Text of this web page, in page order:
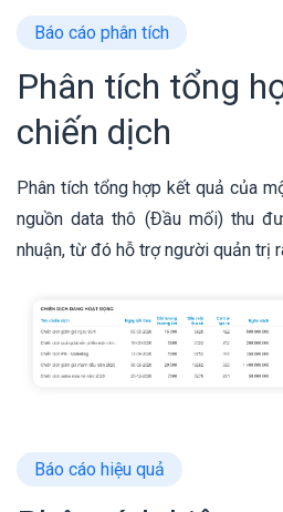
Báo cáo phân tích
Phân tích tổng
chiến dịch
Phân tích tổng hợp kết quả của
nguồn data thô (Đầu mối) thu
nhuận, từ đó hỗ trợ người quản trị
Báo cáo hiệu quả